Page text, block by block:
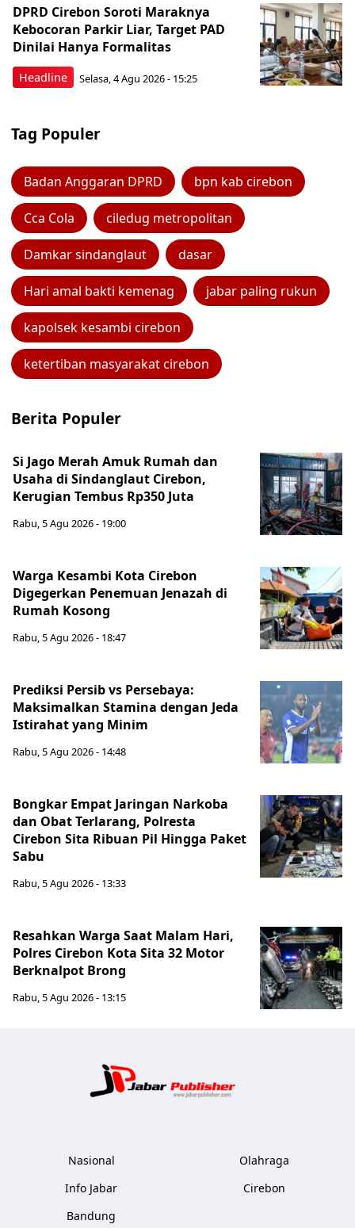
Headline
DPRD Cirebon Soroti Maraknya
Kebocoran Parkir Liar, Target PAD
Dinilai Hanya Formalitas
Selasa, 4 Agu 2026 - 15:25
Tag Populer
Badan Anggaran DPRD bpn kab cirebon
Cca Cola ciledug metropolitan
Damkar sindanglaut dasar
Hari amal bakti kemenag jabar paling rukun
kapolsek kesambi cirebon
ketertiban masyarakat cirebon
Berita Populer
Si Jago Merah Amuk Rumah dan
Usaha di Sindanglaut Cirebon,
Kerugian Tembus Rp350 Juta
Rabu, 5 Agu 2026 - 19:00
Warga Kesambi Kota Cirebon
Digegerkan Penemuan Jenazah di
Rumah Kosong
Rabu, 5 Agu 2026 - 18:47
Prediksi Persib vs Persebaya:
Maksimalkan Stamina dengan Jeda
Istirahat yang Minim
Rabu, 5 Agu 2026 - 14:48
Bongkar Empat Jaringan Narkoba
dan Obat Terlarang, Polresta
Cirebon Sita Ribuan Pil Hingga Paket
Sabu
Rabu, 5 Agu 2026 - 13:33
Resahkan Warga Saat Malam Hari,
Polres Cirebon Kota Sita 32 Motor
Berknalpot Brong
Rabu, 5 Agu 2026 - 13:15
Nasional
Info Jabar
Bandung
Olahraga
Cirebon